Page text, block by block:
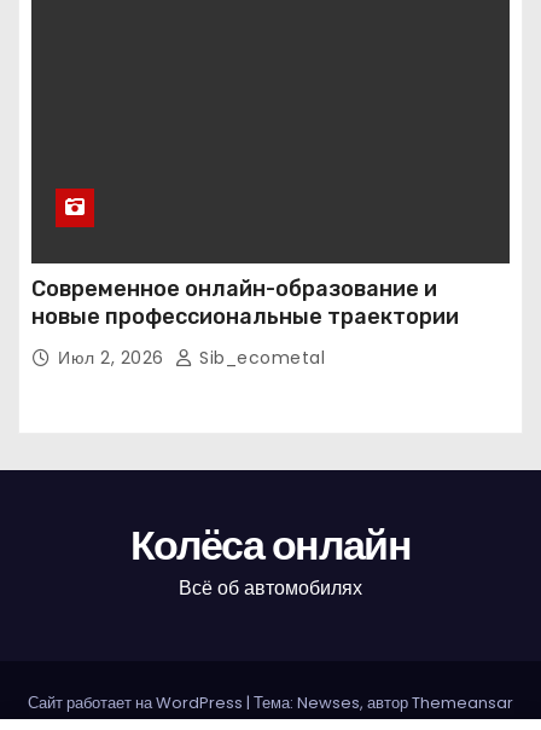
Современное онлайн-образование и
новые профессиональные траектории
Июл 2, 2026 Sib_ecometal
Колёса онлайн
Всё об автомобилях
Сайт работает на WordPress | Тема: Newses, авторThemeansar